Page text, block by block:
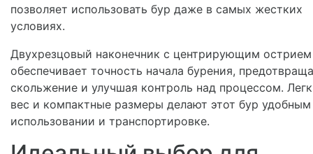
позволяет использовать бур даже в самых жестких
условиях.
Двухрезцовый наконечник с центрирующим острием
обеспечивает точность начала бурения,
скольжение и улучшая контроль над процессом.
вес и компактные размеры делают этот бур удобным
использовании и транспортировке.